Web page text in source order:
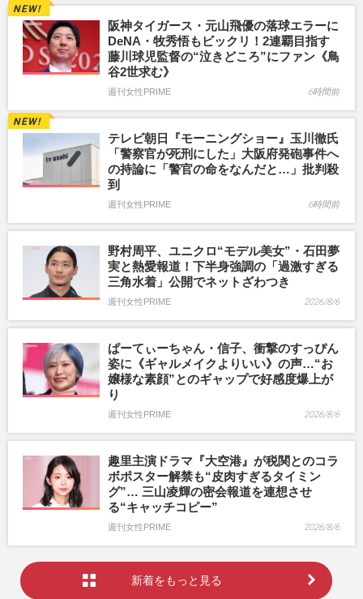
阪神タイガース・元山飛優の落球エラーに
DeNA・牧秀悟もビックリ！2連覇目指す
藤川球児監督の“泣きどころ”にファン《鳥
谷2世求む》
週刊女性PRIME 6時間前
テレビ朝日『モーニングショー』玉川徹氏
「警察官が死刑にした」大阪府発砲事件へ
の持論に「警官の命をなんだと…」批判殺
到
週刊女性PRIME 6時間前
野村周平、ユニクロ“モデル美女”・石田夢
実と熱愛報道！下半身強調の「過激すぎる
三角水着」公開でネットざわつき
週刊女性PRIME 2026/8/6
ぱーてぃーちゃん・信子、衝撃のすっぴん
姿に《ギャルメイクよりいい》の声…“お
嬢様な素顔”とのギャップで好感度爆上が
り
週刊女性PRIME 2026/8/6
趣里主演ドラマ『大空港』が税関とのコラ
ボポスター解禁も“皮肉すぎるタイミン
グ”… 三山凌輝の密会報道を連想させ
る“キャッチコピー”
週刊女性PRIME 2026/8/6
新着をもっと見る